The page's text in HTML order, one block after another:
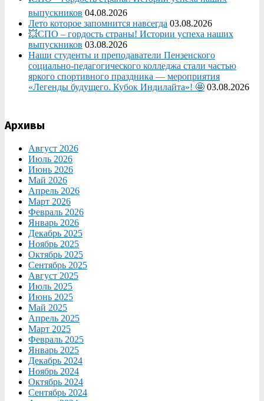
выпускников 04.08.2026
Лето которое запомнится навсегда 03.08.2026
💥СПО – гордость страны! Истории успеха наших
выпускников 03.08.2026
Наши студенты и преподаватели Пензенского
социально‑педагогического колледжа стали частью
яркого спортивного праздника — мероприятия
«Легенды будущего. Кубок Индилайта»! 🤩 03.08.2026
Архивы
Август 2026
Июль 2026
Июнь 2026
Май 2026
Апрель 2026
Март 2026
Февраль 2026
Январь 2026
Декабрь 2025
Ноябрь 2025
Октябрь 2025
Сентябрь 2025
Август 2025
Июль 2025
Июнь 2025
Май 2025
Апрель 2025
Март 2025
Февраль 2025
Январь 2025
Декабрь 2024
Ноябрь 2024
Октябрь 2024
Сентябрь 2024